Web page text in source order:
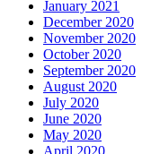
January 2021
December 2020
November 2020
October 2020
September 2020
August 2020
July 2020
June 2020
May 2020